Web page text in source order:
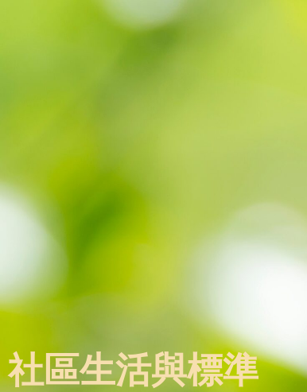
社區生活與標準